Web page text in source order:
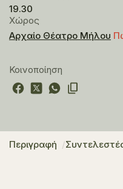
19.30
Χώρος
Αρχαίο Θέατρο Μήλου
Κοινοποίηση
Περιγραφή